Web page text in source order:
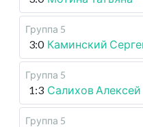
Группа 5
3:0 Каминский
Группа 5
1:3 Салихов Алексей
Группа 5